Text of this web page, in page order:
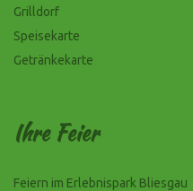
Grilldorf
Speisekarte
Getränkekarte
Ihre Feier
Feiern im Erlebnispark Bliesgau